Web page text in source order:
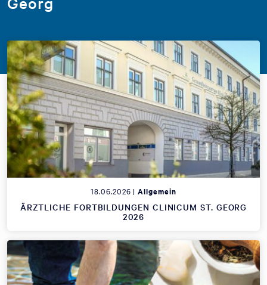
18.06.2026 |Allgemein
ÄRZTLICHE FORTBILDUNGEN CLINICUM ST. GEORG
2026